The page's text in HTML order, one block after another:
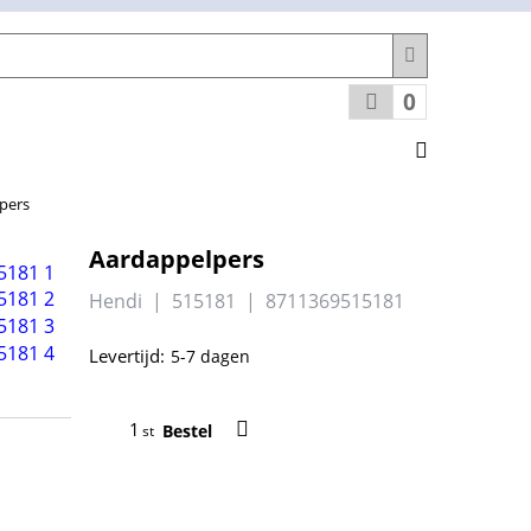
0
Aardappelpers
Hendi 515181 8711369515181
Levertijd: 5-7 dagen
st Bestel